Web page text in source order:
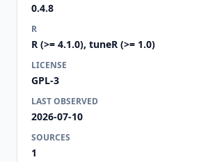
0.4.8
R
R (>= 4.1.0), tuneR (>= 1.0)
LICENSE
GPL-3
LAST OBSERVED
2026-07-10
SOURCES
1